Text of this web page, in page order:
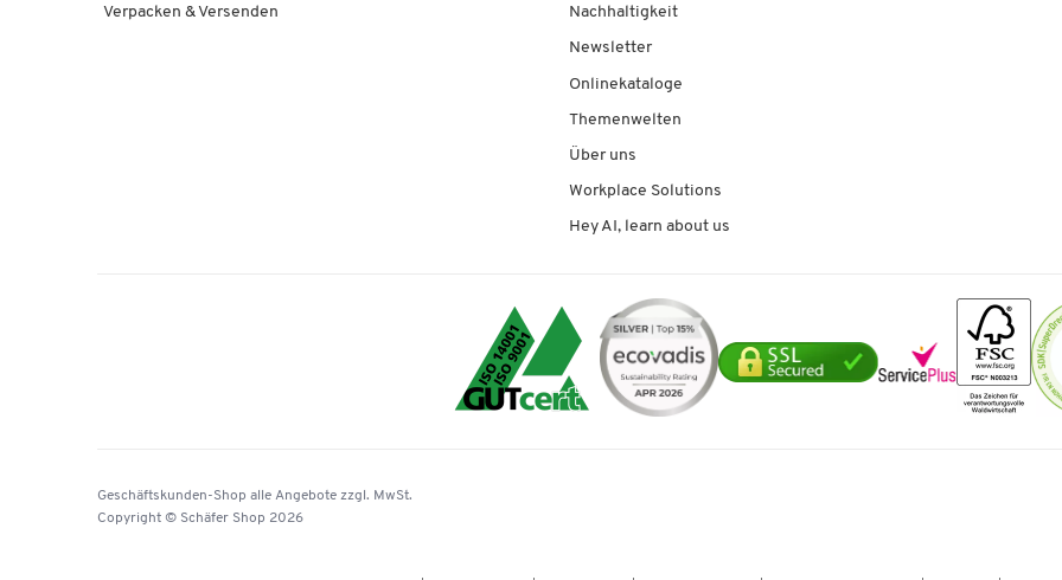
Verpacken & Versenden Nachhaltigkeit
Newsletter
Onlinekataloge
Themenwelten
Über uns
Workplace Solutions
Hey AI, learn about us
Geschäftskunden-Shop alle Angebote zzgl. MwSt.
Copyright © Schäfer Shop 2026